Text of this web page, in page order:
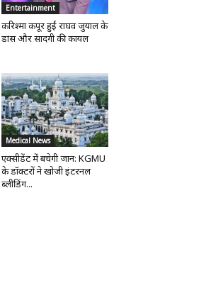
Entertainment
करिश्मा कपूर हुईं राघव जुयाल के
डांस और सादगी की कायल
Medical News
एक्सीडेंट में बचेगी जान: KGMU
के डॉक्टरों ने खोजी इंटरनल
ब्लीडिंग...